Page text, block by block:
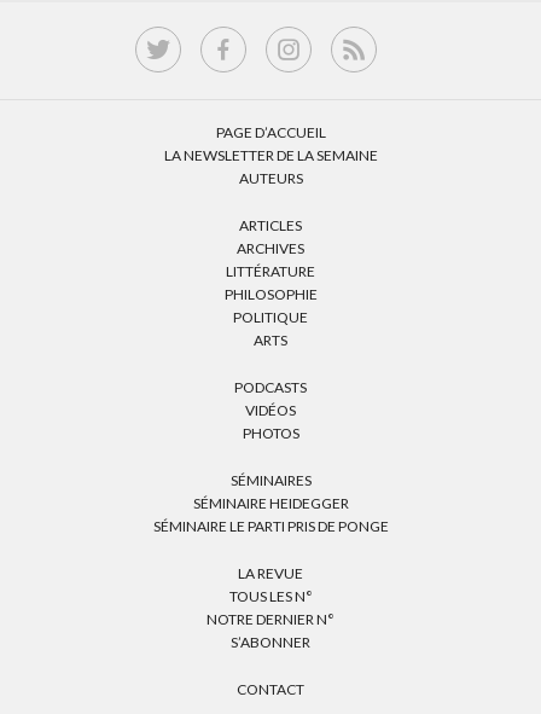
PAGE D’ACCUEIL
LA NEWSLETTER DE LA SEMAINE
AUTEURS
ARTICLES
ARCHIVES
LITTÉRATURE
PHILOSOPHIE
POLITIQUE
ARTS
PODCASTS
VIDÉOS
PHOTOS
SÉMINAIRES
SÉMINAIRE HEIDEGGER
SÉMINAIRE LE PARTI PRIS DE PONGE
LA REVUE
TOUS LES N°
NOTRE DERNIER N°
S’ABONNER
CONTACT